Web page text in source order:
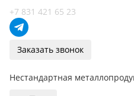
+7 831 421 65 23
Заказать звонок
Нестандартная